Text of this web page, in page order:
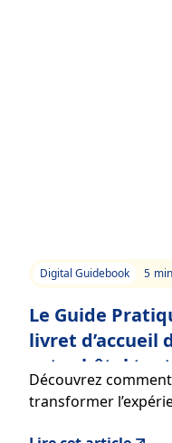
Digital Guidebook 5
Le Guide
livret d’accueil
votre hôtel
certifications
Découvrez
transformer